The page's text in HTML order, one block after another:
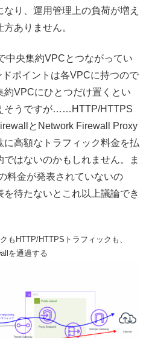
り、運用管理上の負荷が増え
ありません。
中央集約VPCとつながってい
ポイントは各VPCに持つので
約VPCにひとつだけ置くとい
そうですが……HTTP/HTTPS
とNetwork Firewall Proxy
高額なトラフィック料金を払
はないのかもしれません。ま
料金が発表されていないの
待たないとこれ以上議論でき
もHTTP/HTTPSトラフィックも、
を通過する